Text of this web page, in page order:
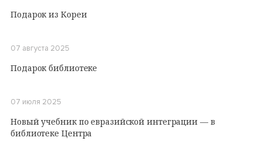
Подарок из Кореи
07 августа 2025
Подарок библиотеке
07 июля 2025
Новый учебник по евразийской интеграции — в
библиотеке Центра